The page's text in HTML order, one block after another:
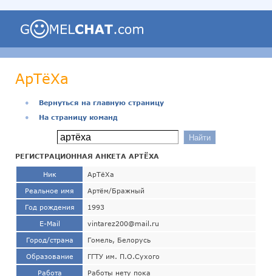
АрТёХа
●
Вернуться на главную страницу
●
На страницу команд
РЕГИСТРАЦИОННАЯ АНКЕТА АРТЁХА
Ник АрТёХа
Реальное имя Артём/Бражный
Год рождения 1993
E-Mail vintarez200@mail.ru
Город/страна Гомель, Белорусь
Образование ГГТУ им. П.О.Сухого
Работа Работы нету пока